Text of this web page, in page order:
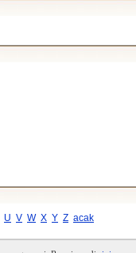
U V W X Y Z acak